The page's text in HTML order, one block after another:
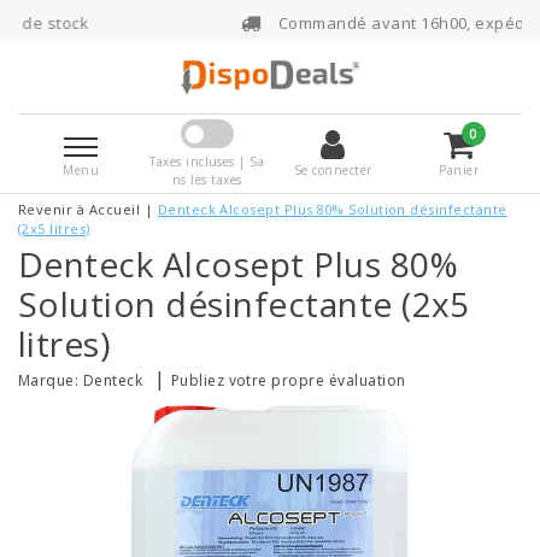
Commandé avant 16h00, expédié le jour même
Menu
Taxes incluses | Sa
ns les taxes
Se connecter
0
Panier
Revenir à Accueil | Denteck Alcosept Plus 80% Solution désinfectante
(2x5 litres)
Denteck Alcosept Plus 80%
Solution désinfectante (2x5
litres)
Marque: Denteck | Publiez votre propre évaluation